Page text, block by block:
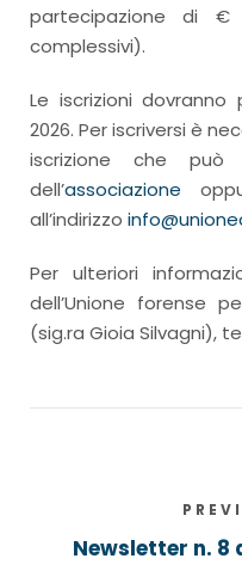
partecipazione di
complessivi).
Le iscrizioni
2026. Per iscriversi è
iscrizione che
dell’associazione
all’indirizzo
Per ulteriori
dell’Unione forense
(sig.ra Gioia Silvagni),
Newsletter n. 8